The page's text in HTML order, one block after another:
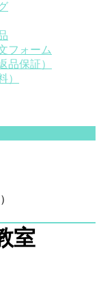
フォーム
品保証）
）
室